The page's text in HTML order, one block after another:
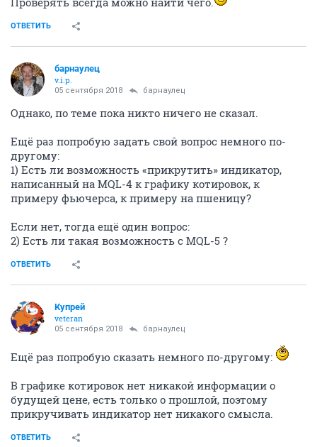
ОТВЕТИТЬ
барнаулец
v.i.p.
05 сентября 2018 барнаулец
Однако, по теме пока никто ничего не сказал.
Ещё раз попробую задать свой вопрос немного по-
другому:
1) Есть ли возможность «прикрутить» индикатор,
написанный на MQL-4 к графику котировок, к
примеру фьючерса, к примеру на пшеницу?
Если нет, тогда ещё один вопрос:
2) Есть ли такая возможность c MQL-5 ?
ОТВЕТИТЬ
Купрей
veteran
05 сентября 2018 барнаулец
Ещё раз попробую сказать немного по-другому:
В графике котировок нет никакой информации о
будущей цене, есть только о прошлой, поэтому
прикручивать индикатор нет никакого смысла.
ОТВЕТИТЬ